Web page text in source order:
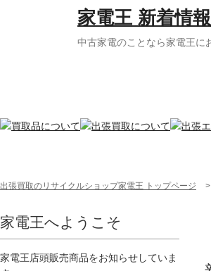
家電王 新着情報
中古家電のことなら家電王に
出張買取のリサイクルショップ家電王 トップページ >
家電王へようこそ
家電王店頭販売商品をお知らせしていま